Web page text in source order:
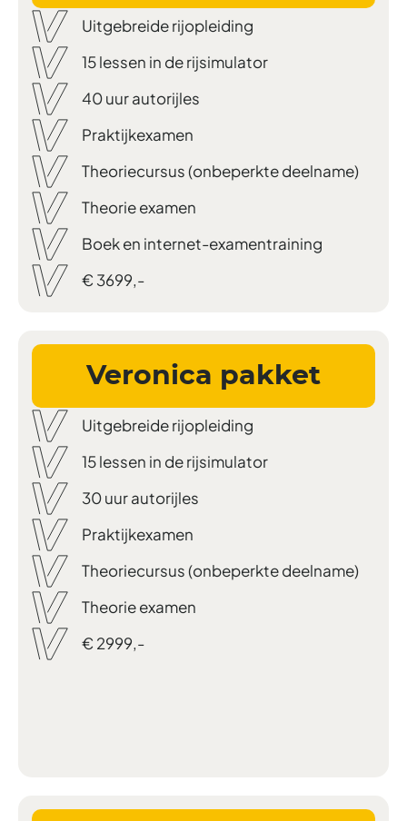
Uitgebreide rijopleiding
15 lessen in de rijsimulator
40 uur autorijles
Praktijkexamen
Theoriecursus (onbeperkte deelname)
Theorie examen
Boek en internet-examentraining
€ 3699,-
Veronica pakket
Uitgebreide rijopleiding
15 lessen in de rijsimulator
30 uur autorijles
Praktijkexamen
Theoriecursus (onbeperkte deelname)
Theorie examen
€ 2999,-